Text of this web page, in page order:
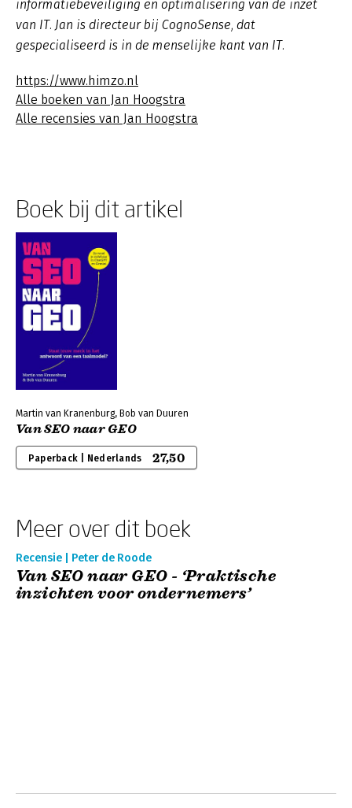
informatiebeveiliging en optimalisering van de inzet
van IT. Jan is directeur bij CognoSense, dat
gespecialiseerd is in de menselijke kant van IT.
https://www.himzo.nl
Alle boeken van Jan Hoogstra
Alle recensies van Jan Hoogstra
Boek bij dit artikel
Martin van Kranenburg, Bob van Duuren
Van SEO naar GEO
Paperback | Nederlands 27,50
Meer over dit boek
Recensie | Peter de Roode
Van SEO naar GEO - ‘Praktische
inzichten voor ondernemers’